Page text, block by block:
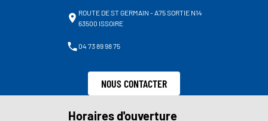
ROUTE DE ST GERMAIN - A75 SORTIE N14
63500 ISSOIRE
04 73 89 98 75
NOUS CONTACTER
Horaires d'ouverture